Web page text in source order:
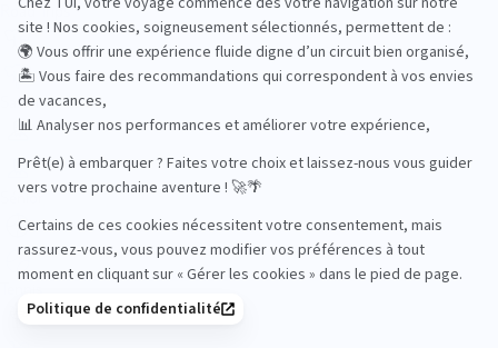
Road Trips
Safari
Sénior